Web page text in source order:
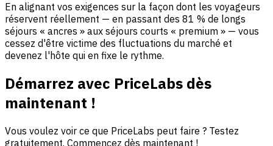
En alignant vos exigences sur la façon dont les voyageurs
réservent réellement — en passant des 81 % de longs
séjours « ancres » aux séjours courts « premium » — vous
cessez d'être victime des fluctuations du marché et
devenez l'hôte qui en fixe le rythme.
Démarrez avec PriceLabs dès
maintenant !
Vous voulez voir ce que PriceLabs peut faire ? Testez
gratuitement. Commencez dès maintenant !